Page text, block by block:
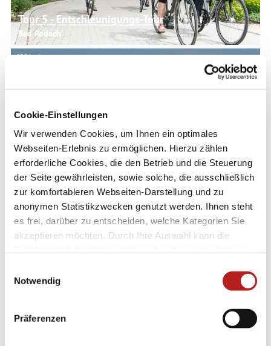
Cookie-Einstellungen
Wir verwenden Cookies, um Ihnen ein optimales
Webseiten-Erlebnis zu ermöglichen. Hierzu zählen
erforderliche Cookies, die den Betrieb und die Steuerung
der Seite gewährleisten, sowie solche, die ausschließlich
zur komfortableren Webseiten-Darstellung und zu
anonymen Statistikzwecken genutzt werden. Ihnen steht
es frei, darüber zu entscheiden, welche Kategorien Sie
akzeptieren möchten. Durch Ihre Auswahl kann die
Datenschutzbestimmungen.
Notwendig
Präferenzen
Tour 5 - Entschleunigungs-Tour
Bad Rodach
© Martina Rohner, Urlaubsregion Coburg.Rennsteig
23.9 km lang
Tour 3 - Zurück in die Urzeit
Bad Rodach